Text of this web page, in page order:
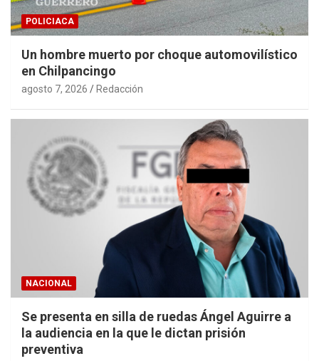
POLICIACA
Un hombre muerto por choque automovilístico
en Chilpancingo
agosto 7, 2026 Redacción
NACIONAL
Se presenta en silla de ruedas Ángel Aguirre a
la audiencia en la que le dictan prisión
preventiva